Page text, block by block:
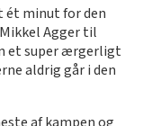
minut for den
Agger til
et super ærgerligt
aldrig går i den